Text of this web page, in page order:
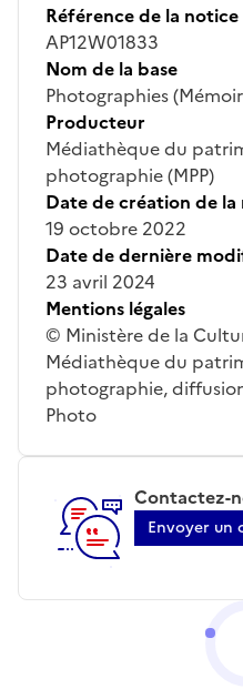
Référence de la notice
AP12W01833
Nom de la base
Photographies
Producteur
Médiathèque du
photographie (MPP)
Date de création de
19 octobre 2022
Date de dernière
23 avril 2024
Mentions légales
© Ministère de la
Médiathèque du
photographie,
Photo
Contactez-
Envoyer un